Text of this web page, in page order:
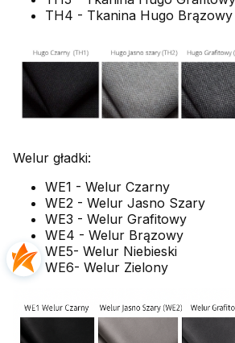
TH4 - Tkanina Hugo Brązowy
Welur gładki:
WE1 - Welur Czarny
WE2 - Welur Jasno Szary
WE3 - Welur Grafitowy
WE4 - Welur Brązowy
WE5- Welur Niebieski
WE6- Welur Zielony